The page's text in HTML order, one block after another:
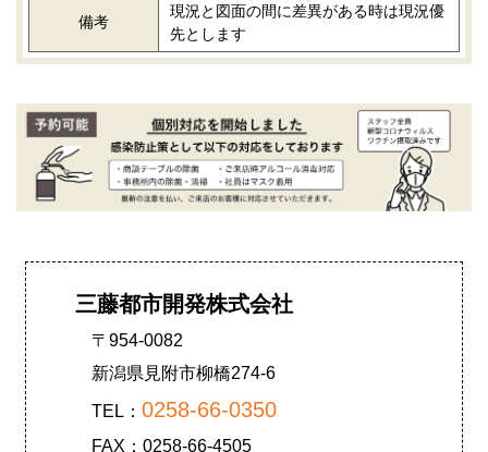
備考
現況と図面の間に差異がある時は現況優
先とします
三藤都市開発株式会社
〒954-0082
新潟県見附市柳橋274-6
TEL： 0258-66-0350
FAX：0258-66-4505